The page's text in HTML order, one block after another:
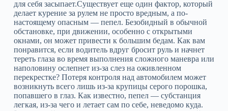
для себя засыпает.Существует еще один фактор, который
делает курение за рулем не просто вредным, а по-
настоящему опасным — пепел. Безобидный в обычной
обстановке, при движении, особенно с открытыми
окнами, он может привести к большим бедам. Как вам
понравится, если водитель вдруг бросит руль и начнет
тереть глаза во время выполнения сложного маневра или
наполовину ослепнет из-за слез на оживленном
перекрестке? Потеря контроля над автомобилем может
возникнуть всего лишь из-за крупицы серого порошка,
попавшего в глаз. Как известно, пепел — субстанция
легкая, из-за чего и летает сам по себе, неведомо куда.